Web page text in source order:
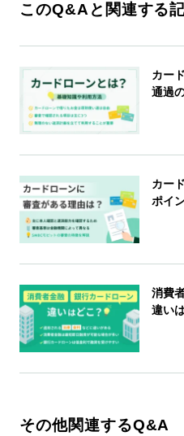
このQ&Aと関連する
カー
通過
カー
ポイ
消費
違い
その他関連するQ&A